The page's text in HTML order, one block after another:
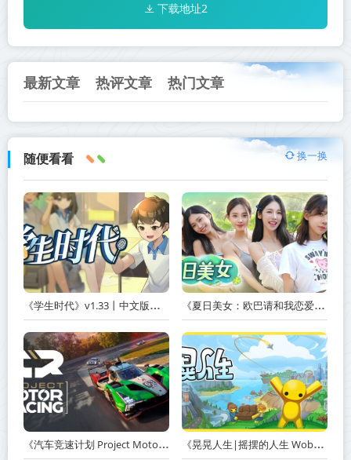
下载地址2
最新文章 热评文章 热门文章
随便看看 换一换
《学生时代》v1.33丨中文版网盘下载 《夏日美女：欧巴请和我恋爱吧！ Summer’s Heartbeat》v20260408-免安装中文版丨中文版网盘下载
《汽车竞速计划 Project Motor Racing》v2.0.0.3-免安装中文版【单机+联机】丨中文版网盘下载 《晃晃人生|摇摆的人生 Wobbly Life》v1.0.0.3丨中文版网盘下载